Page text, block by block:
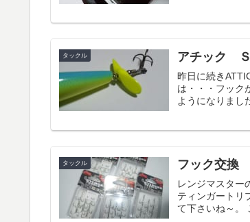
タックル アチック Ｓ
昨日に続き
は・・・フック
ようになりまし
タックル フック交換
レンジマスター
ティンガートリ
て下さいね～。